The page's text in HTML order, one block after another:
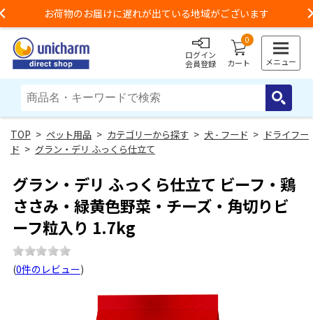
お荷物のお届けに遅れが出ている地域がございます
ログイン
会員登録
0
カート メニュー
> ペット用品 > カテゴリーから探す > 犬 - フード > ドライフー
ド > グラン・デリ ふっくら仕立て
グラン・デリ ふっくら仕立て ビーフ・鶏
ささみ・緑黄色野菜・チーズ・角切りビ
ーフ粒入り 1.7kg
(0件のレビュー)